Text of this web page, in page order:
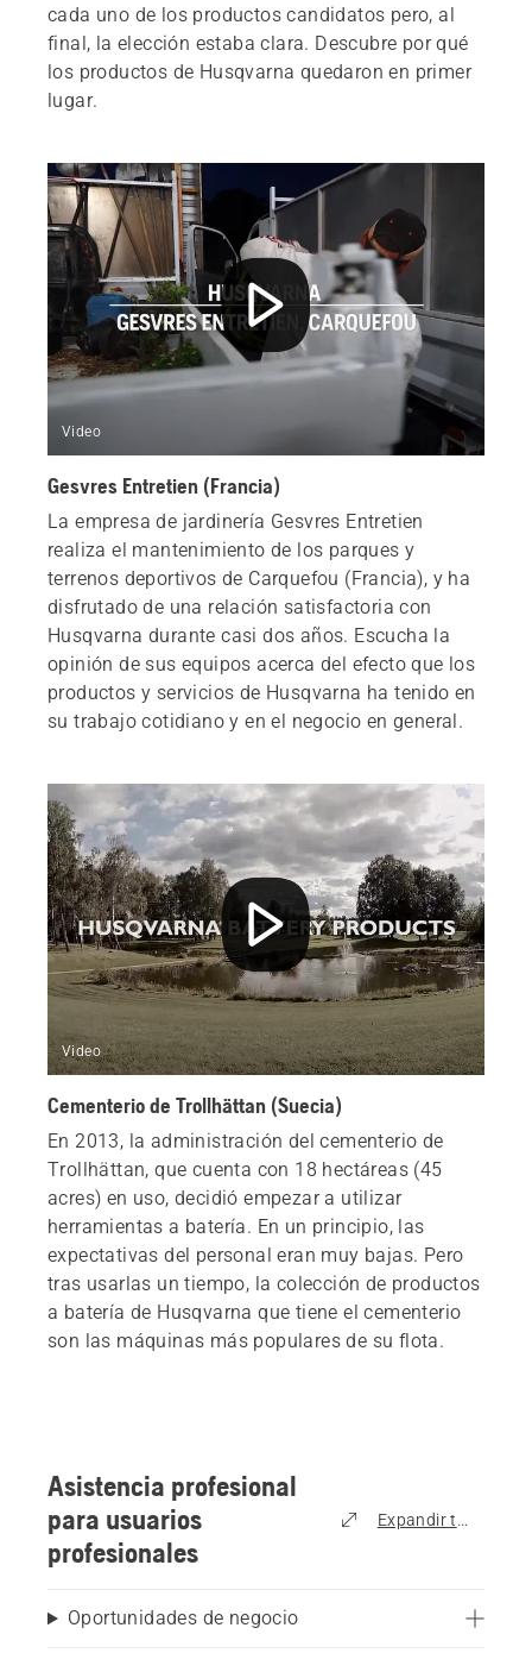
cada uno de los productos candidatos pero, al
final, la elección estaba clara. Descubre por qué
los productos de Husqvarna quedaron en primer
lugar.
Video
Gesvres Entretien (Francia)
La empresa de jardinería Gesvres Entretien
realiza el mantenimiento de los parques y
terrenos deportivos de Carquefou (Francia), y ha
disfrutado de una relación satisfactoria con
Husqvarna durante casi dos años. Escucha la
opinión de sus equipos acerca del efecto que los
productos y servicios de Husqvarna ha tenido en
su trabajo cotidiano y en el negocio en general.
Video
Cementerio de Trollhättan (Suecia)
En 2013, la administración del cementerio de
Trollhättan, que cuenta con 18 hectáreas (45
acres) en uso, decidió empezar a utilizar
herramientas a batería. En un principio, las
expectativas del personal eran muy bajas. Pero
tras usarlas un tiempo, la colección de productos
a batería de Husqvarna que tiene el cementerio
son las máquinas más populares de su flota.
Asistencia profesional
para usuarios
profesionales
Expandir todo
Oportunidades de negocio